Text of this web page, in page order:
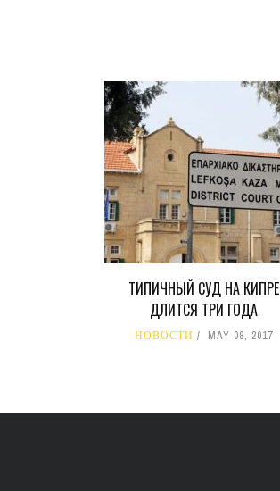
ТИПИЧНЫЙ СУД НА КИПРЕ
ДЛИТСЯ ТРИ ГОДА
НОВОСТИ MAY 08, 2017